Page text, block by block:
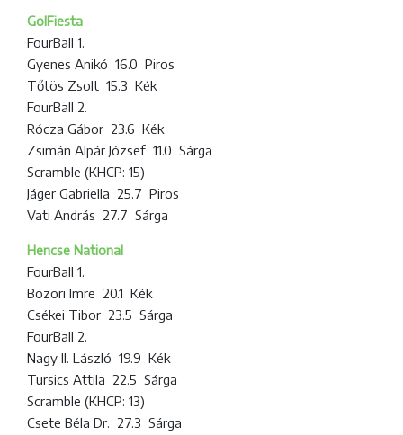
GolFiesta
FourBall 1.
Gyenes Anikó 16.0 Piros
Tőtös Zsolt 15.3 Kék
FourBall 2.
Rócza Gábor 23.6 Kék
Zsimán Alpár József 11.0 Sárga
Scramble (KHCP: 15)
Jáger Gabriella 25.7 Piros
Vati András 27.7 Sárga
Hencse National
FourBall 1.
Bözöri Imre 20.1 Kék
Csékei Tibor 23.5 Sárga
FourBall 2.
Nagy II. László 19.9 Kék
Tursics Attila 22.5 Sárga
Scramble (KHCP: 13)
Csete Béla Dr. 27.3 Sárga